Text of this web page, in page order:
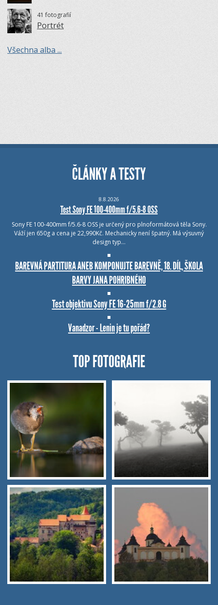
41 fotografií
Portrét
Všechna alba ...
ČLÁNKY A TESTY
8.8.2026
Test Sony FE 100-400mm f/5.6-8 OSS
Sony FE 100-400mm f/5.6-8 OSS je určený pro plnoformátová těla Sony.
Váží jen 650g a cena je 22,990Kč. Mechanicky není špatný. Má výsuvný
design typ…
BAREVNÁ PARTITURA ANEB KOMPONUJTE BAREVNĚ, 18. DÍL, ŠKOLA
BARVY JANA POHRIBNÉHO
Test objektivu Sony FE 16-25mm f/2.8 G
Vanadzor - Lenin je tu pořád?
TOP FOTOGRAFIE